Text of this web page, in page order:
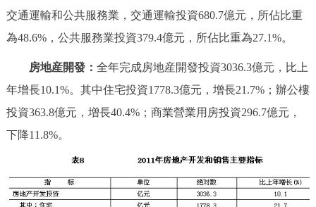
交通運輸和公共服務業，交通運輸投資680.7億元，所佔比重
為48.6%，公共服務業投資379.4億元，所佔比重為27.1%。
房地産開發： 全年完成房地産開發投資3036.3億元，比上
年增長10.1%。其中住宅投資1778.3億元，增長21.7%；辦公樓
投資363.8億元，增長40.4%；商業營業用房投資296.7億元，
下降11.8%。